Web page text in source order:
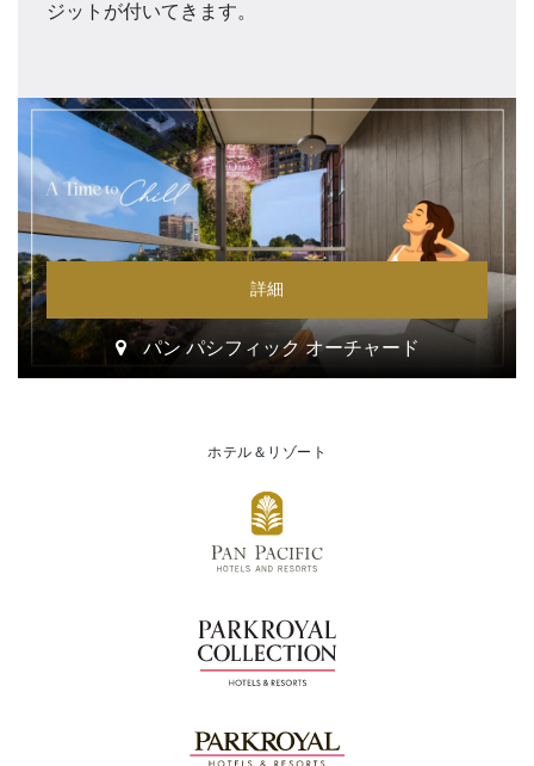
ジットが付いてきます。
詳細
パン パシフィック オーチャード
ホテル＆リゾート